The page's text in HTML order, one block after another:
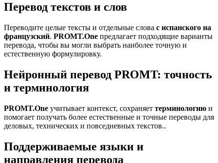
Перевод текстов и слов
Переводите целые тексты и отдельные слова с испанского на
французский. PROMT.One предлагает подходящие варианты
перевода, чтобы вы могли выбрать наиболее точную и
естественную формулировку.
Нейронный перевод PROMT: точность
и терминология
PROMT.One учитывает контекст, сохраняет терминологию и
помогает получать более естественные и точные переводы для
деловых, технических и повседневных текстов..
Поддерживаемые языки и
направления перевода